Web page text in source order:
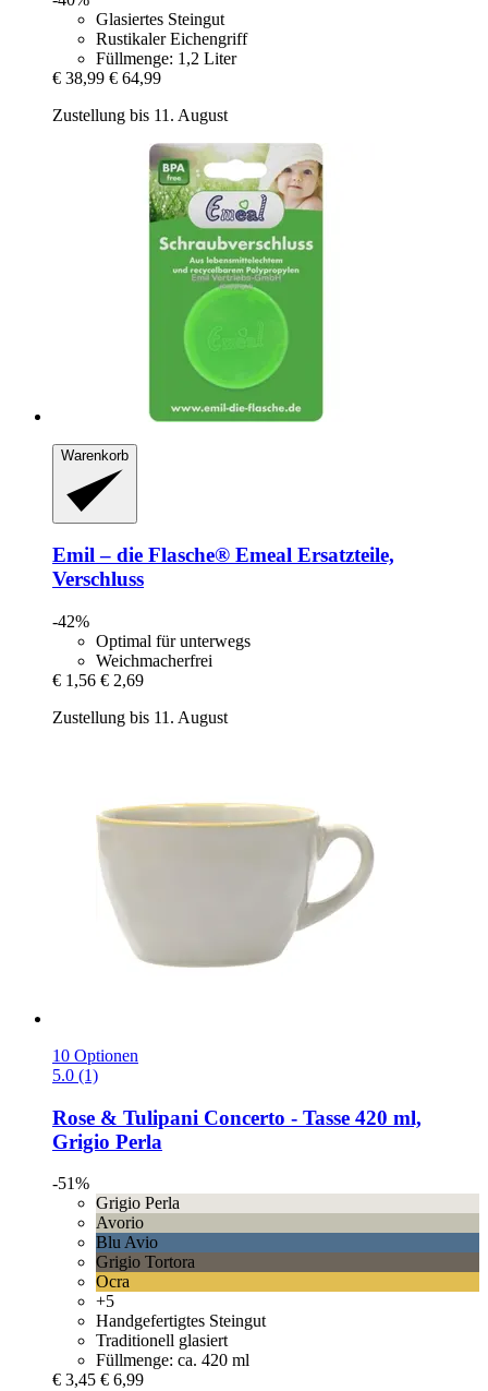
Glasiertes Steingut
Rustikaler Eichengriff
Füllmenge: 1,2 Liter
€ 38,99 € 64,99
Zustellung bis 11. August
Warenkorb
Emil – die Flasche® Emeal Ersatzteile,
Verschluss
-42%
Optimal für unterwegs
Weichmacherfrei
€ 1,56 € 2,69
Zustellung bis 11. August
10 Optionen
5.0 (1)
Rose & Tulipani Concerto -​ Tasse 420 ml,
Grigio Perla
-51%
Grigio Perla
Avorio
Blu Avio
Grigio Tortora
Ocra
+5
Handgefertigtes Steingut
Traditionell glasiert
Füllmenge: ca. 420 ml
€ 3,45 € 6,99